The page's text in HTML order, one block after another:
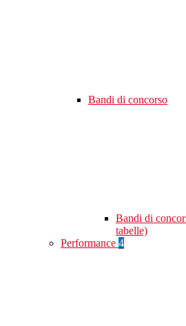
Bandi di concorso
Bandi di
tabelle)
Performance 4